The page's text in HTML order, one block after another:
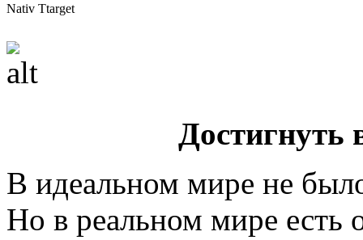
Nativ Ttarget
Достигнуть
В идеальном мире не
Но в реальном мире есть